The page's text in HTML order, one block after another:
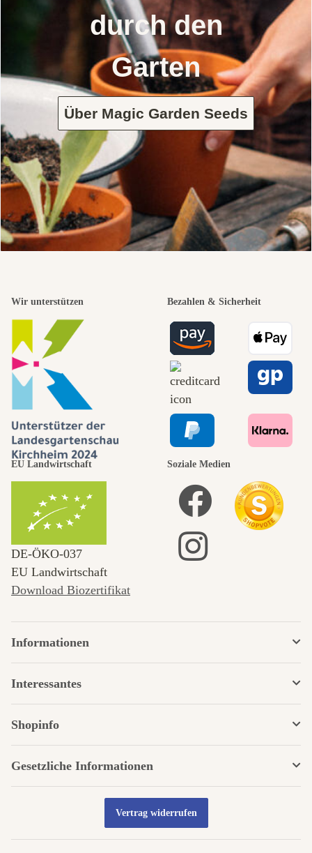
durch den
Garten
Über Magic Garden Seeds
Wir unterstützen Bezahlen & Sicherheit
EU Landwirtschaft
DE‑ÖKO‑037
EU Landwirtschaft
Download Biozertifikat
Soziale Medien
Informationen
Interessantes
Shopinfo
Gesetzliche Informationen
Vertrag widerrufen